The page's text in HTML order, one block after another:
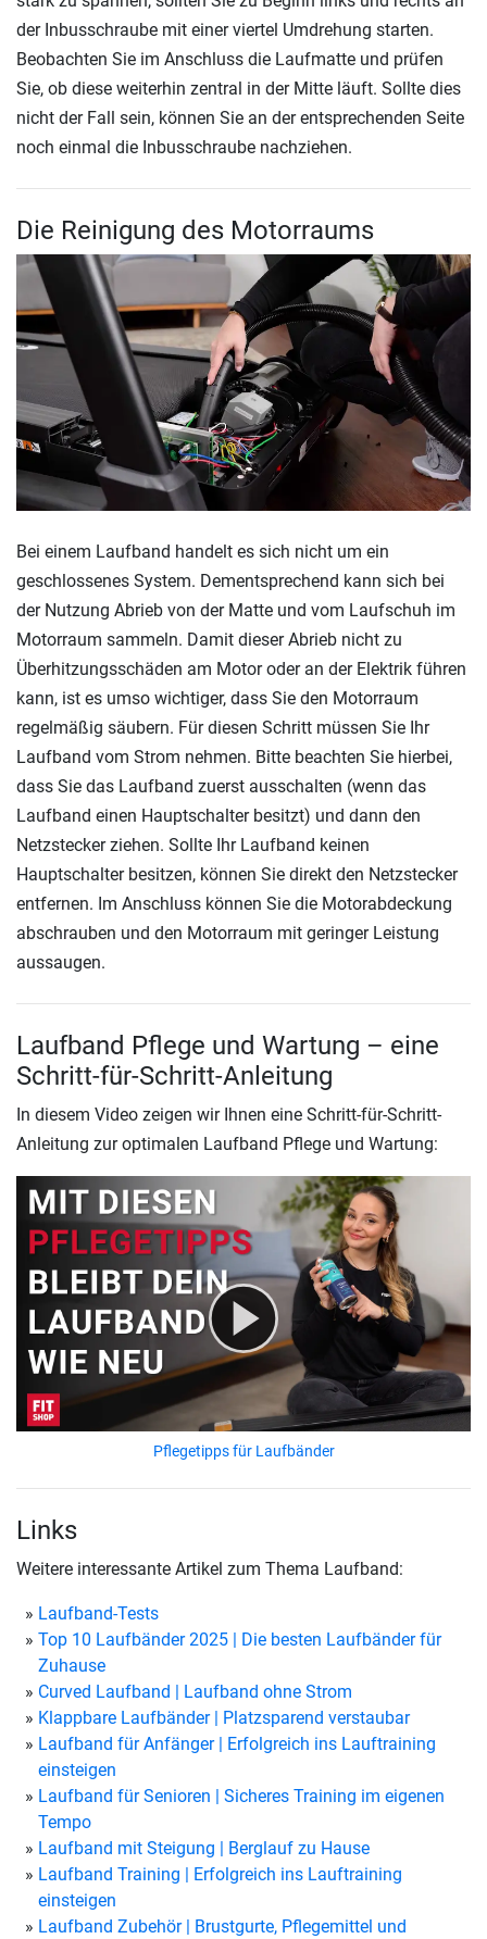
der Inbusschraube mit einer viertel Umdrehung starten.
Beobachten Sie im Anschluss die Laufmatte und prüfen
Sie, ob diese weiterhin zentral in der Mitte läuft. Sollte dies
nicht der Fall sein, können Sie an der entsprechenden Seite
noch einmal die Inbusschraube nachziehen.
Die Reinigung des Motorraums
Bei einem Laufband handelt es sich nicht um ein
geschlossenes System. Dementsprechend kann sich bei
der Nutzung Abrieb von der Matte und vom Laufschuh im
Motorraum sammeln. Damit dieser Abrieb nicht zu
Überhitzungsschäden am Motor oder an der Elektrik führen
kann, ist es umso wichtiger, dass Sie den Motorraum
regelmäßig säubern. Für diesen Schritt müssen Sie Ihr
Laufband vom Strom nehmen. Bitte beachten Sie hierbei,
dass Sie das Laufband zuerst ausschalten (wenn das
Laufband einen Hauptschalter besitzt) und dann den
Netzstecker ziehen. Sollte Ihr Laufband keinen
Hauptschalter besitzen, können Sie direkt den Netzstecker
entfernen. Im Anschluss können Sie die Motorabdeckung
abschrauben und den Motorraum mit geringer Leistung
aussaugen.
Laufband Pflege und Wartung – eine
Schritt-für-Schritt-Anleitung
In diesem Video zeigen wir Ihnen eine Schritt-für-Schritt-
Anleitung zur optimalen Laufband Pflege und Wartung:
Pflegetipps für Laufbänder
Links
Weitere interessante Artikel zum Thema Laufband:
Laufband-Tests
Top 10 Laufbänder 2025 | Die besten Laufbänder für
Zuhause
Curved Laufband | Laufband ohne Strom
Klappbare Laufbänder | Platzsparend verstaubar
Laufband für Anfänger | Erfolgreich ins Lauftraining
einsteigen
Laufband für Senioren | Sicheres Training im eigenen
Tempo
Laufband mit Steigung | Berglauf zu Hause
Laufband Training | Erfolgreich ins Lauftraining
einsteigen
Laufband Zubehör | Brustgurte, Pflegemittel und